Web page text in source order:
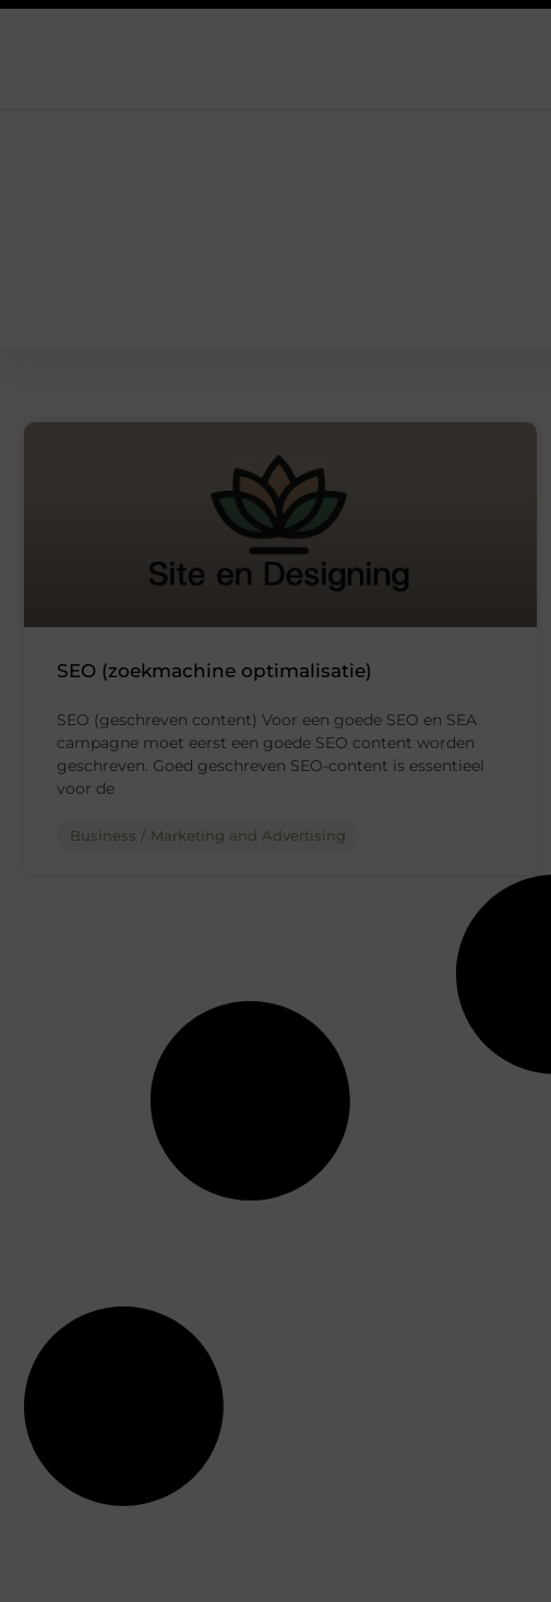
SEO (zoekmachine optimalisatie)
SEO (geschreven content) Voor een goede SEO en SEA
campagne moet eerst een goede SEO content worden
geschreven. Goed geschreven SEO-content is essentieel
voor de
Business / Marketing and Advertising